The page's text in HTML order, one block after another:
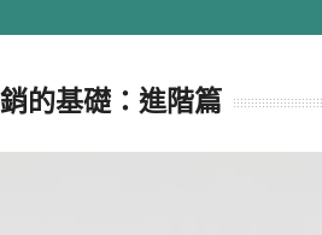
的基礎：進階篇